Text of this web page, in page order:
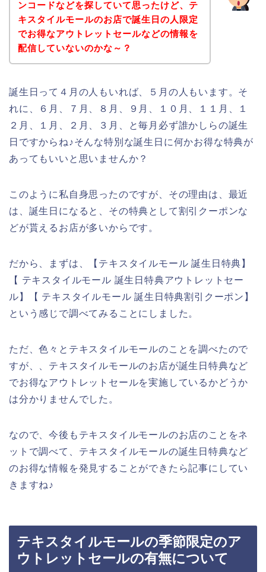
ンコードなどを探していて思ったけど、テ
キスタイルモールのお店で誕生日の人限定
でお得なアウトレットセールなどの情報を
配信していないのかな～？
誕生日って４月の人もいれば、５月の人もいます。そ
れに、６月、７月、８月、９月、１０月、１１月、１
２月、１月、２月、３月、と毎月必ず誰かしらの誕生
日ですからね♪そんな特別な誕生日に何かお得な特典が
あってもいいと思いませんか？
このように私自身思ったのですが、その理由は、最近
は、誕生日になると、その特典として割引クーポンな
どが貰えるお店が多いからです。
だから、まずは、【テキスタイルモール 誕生日特典】
【 テキスタイルモール 誕生日特典アウトレットセー
ル】【 テキスタイルモール 誕生日特典割引クーポン】
という感じで調べてみることにしました。
ただ、色々とテキスタイルモールのことを調べたので
すが、、テキスタイルモールのお店が誕生日特典など
でお得なアウトレットセールを実施しているかどうか
は分かりませんでした。
なので、今後もテキスタイルモールのお店のことをネ
ットで調べて、テキスタイルモールの誕生日特典など
のお得な情報を発見することができたら記事にしてい
きますね♪
テキスタイルモールの季節限定のア
ウトレットセールの有無について